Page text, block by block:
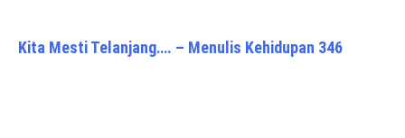
Kita Mesti Telanjang…. – Menulis Kehidupan 346